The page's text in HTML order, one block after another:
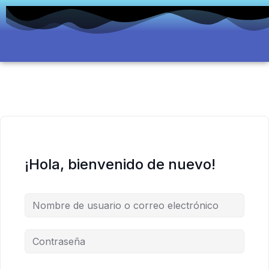
Ir
al
¡Hola, bienvenido de nuevo!